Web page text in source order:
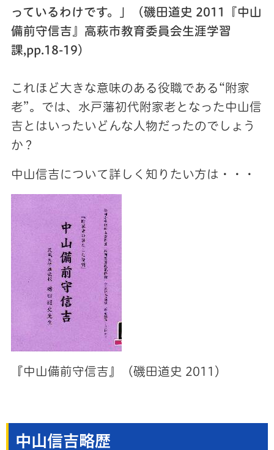
っているわけです。」（磯田道史 2011『中山
備前守信吉』高萩市教育委員会生涯学習
課,pp.18-19）
これほど大きな意味のある役職である“附家
老”。では、水戸藩初代附家老となった中山信
吉とはいったいどんな人物だったのでしょう
か？
中山信吉について詳しく知りたい方は・・・
『中山備前守信吉』（磯田道史 2011）
中山信吉略歴